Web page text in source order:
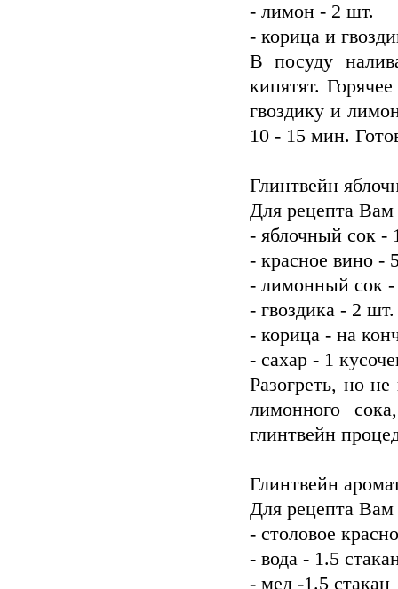
- лимон - 2 шт.
- корица и
В посуду
кипятят.
гвоздику и
10 - 15 мин.
Глинтвейн
Для рецепта Вам
- яблочный сок -
- красное вино -
- лимонный сок -
- гвоздика - 2 шт.
- корица - на
- сахар - 1
Разогреть, но
лимонного
глинтвейн
Глинтвейн
Для рецепта Вам
- столовое
- вода - 1.5
- мед -1.5 стакан